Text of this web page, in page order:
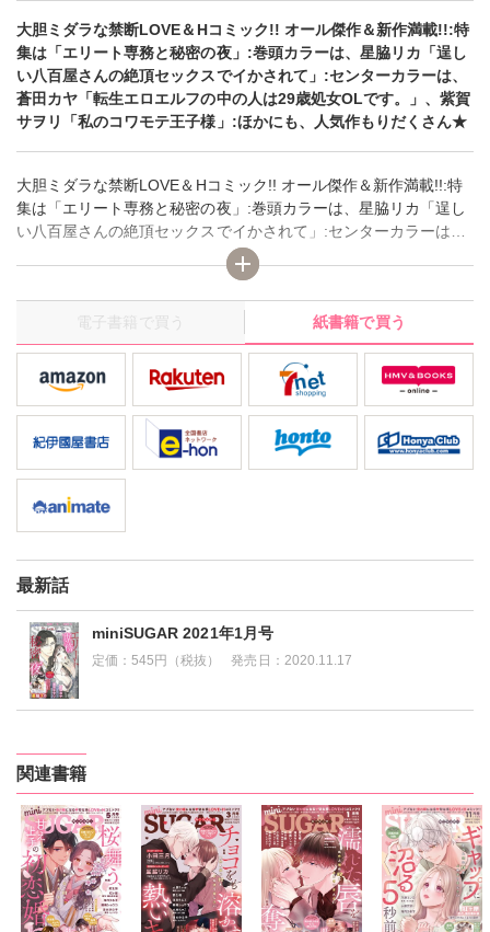
大胆ミダラな禁断LOVE＆Hコミック!! オール傑作＆新作満載!!:特
集は「エリート専務と秘密の夜」:巻頭カラーは、星脇リカ「逞し
い八百屋さんの絶頂セックスでイかされて」:センターカラーは、
蒼田カヤ「転生エロエルフの中の人は29歳処女OLです。」、紫賀
サヲリ「私のコワモテ王子様」:ほかにも、人気作もりだくさん★
大胆ミダラな禁断LOVE＆Hコミック!! オール傑作＆新作満載!!:特
集は「エリート専務と秘密の夜」:巻頭カラーは、星脇リカ「逞し
い八百屋さんの絶頂セックスでイかされて」:センターカラーは、
蒼田カヤ「転生エロエルフの中の人は29歳処女OLです。」、紫賀
サヲリ「私のコワモテ王子様」:ほかにも、人気作もりだくさん★
電子書籍で買う 紙書籍で買う
最新話
miniSUGAR 2021年1月号
定価：545円（税抜） 発売日： 2020.11.17
関連書籍